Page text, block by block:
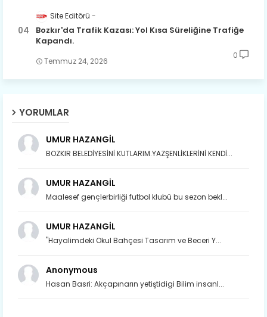
Site Editörü
Bozkır'da Trafik Kazası: Yol Kısa Süreliğine Trafiğe
Kapandı.
Temmuz 24, 2026
0
YORUMLAR
UMUR HAZANGİL
BOZKIR BELEDİYESİNİ KUTLARIM.YAZŞENLİKLERİNİ KENDİ...
UMUR HAZANGİL
Maalesef gençlerbirliği futbol klubü bu sezon bekl...
UMUR HAZANGİL
"Hayalimdeki Okul Bahçesi Tasarım ve Beceri Y...
Anonymous
Hasan Basri: Akçapınarın yetiştidigi Bilim insanl...
Son yıllarda orda yok artık ağlayan,